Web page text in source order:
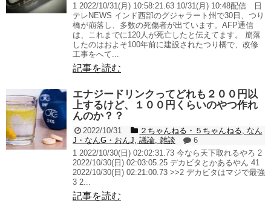
1 2022/10/31(月) 10:58:21.63 10/31(月) 10:48配信 日
テレNEWS インド西部のグジャラート州で30日、つり
橋が崩落し、多数の死傷者が出ています。AFP通信
は、これまでに120人が死亡したと伝えてます。 崩落
したのはおよそ100年前に建設されたつり橋で、改修
工事をへて...
記事を読む
エナジードリンクってどれも２００円以
上するけど、１００円くらいのやつ作れ
んのか？？
2022/10/31 ２ちゃんねる・５ちゃんねる
なん
J・なんG・おんJ 議論 雑談
6
1 2022/10/30(日) 02:02:31.73 今なら天下取れるやろ 2
2022/10/30(日) 02:03:05.25 デカビタとかあるやん 41
2022/10/30(日) 02:21:00.73 >>2 デカビタはマジで最強
3 2...
記事を読む